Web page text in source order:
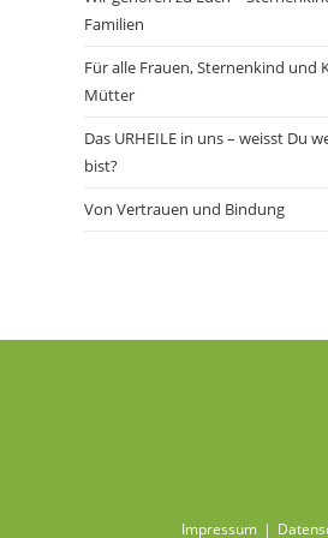
Familien
Für alle Frauen, Sternenkind und
Mütter
Das URHEILE in uns – weisst Du
bist?
Von Vertrauen und Bindung
Impressum